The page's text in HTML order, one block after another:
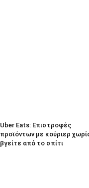
Uber Eats: Επιστροφές
προϊόντων με κούριερ
βγείτε από το σπίτι